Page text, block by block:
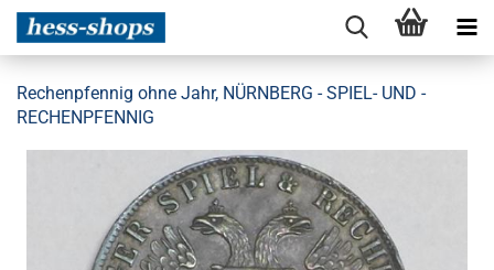
Rechenpfennig ohne Jahr, NÜRNBERG - SPIEL- UND -
RECHENPFENNIG